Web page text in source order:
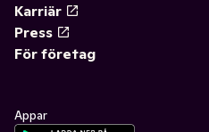
Karriär
Press
För företag
Appar